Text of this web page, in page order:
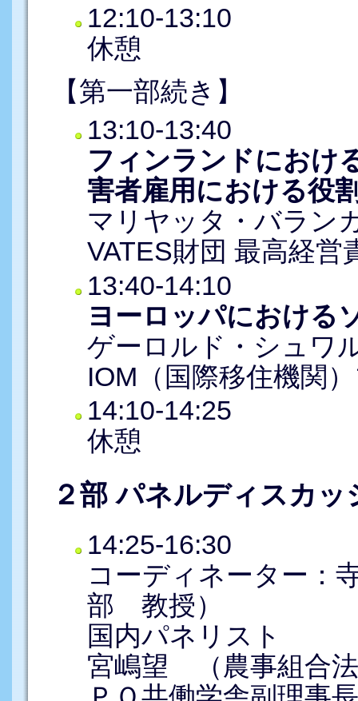
12:10-13:10
休憩
【第一部続き】
13:10-13:40
フィンランドにおけ
害者雇用における役
マリヤッタ・バラン
VATES財団 最高経営
13:40-14:10
ヨーロッパにおける
ゲーロルド・シュワ
IOM（国際移住機関
14:10-14:25
休憩
２部 パネルディスカッ
14:25-16:30
コーディネーター：
部 教授）
国内パネリスト
宮嶋望 （農事組合